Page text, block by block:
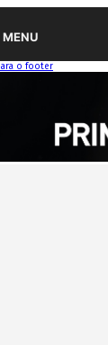
MENU
o footer